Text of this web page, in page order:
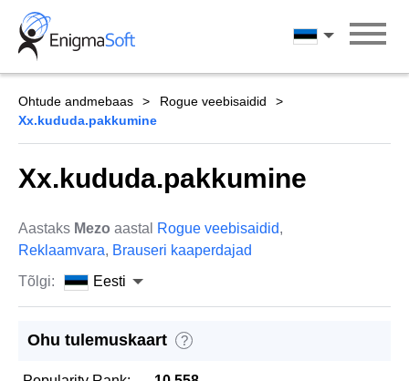
Skip
content
Eesti
Ohtude andmebaas
Rogue veebisaidid
Xx.kududa.pakkumine
Xx.kududa.pakkumine
Aastaks Mezo aastal Rogue veebisaidid,
Reklaamvara, Brauseri kaaperdajad
Tõlgi:
Eesti
Ohu tulemuskaart ?